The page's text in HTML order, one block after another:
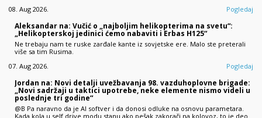
08. Aug 2026.
Pogledaj
Aleksandar na: Vučić o „najboljim helikopterima na svetu“:
„Helikopterskoj jedinici ćemo nabaviti i Erbas H125“
Ne trebaju nam te ruske zarđale kante iz sovjetske ere. Malo ste preterali
više sa tim Rusima.
07. Aug 2026.
Pogledaj
Jordan na: Novi detalji uvežbavanja 98. vazduhoplovne brigade:
„Novi sadržaji u taktici upotrebe, neke elemente nismo videli u
poslednje tri godine“
@B Pa naravno da je AI softver i da donosi odluke na osnovu parametara.
Kada kola u self drive modu stanu ako pešak zakorači na kolovoz, to je deo